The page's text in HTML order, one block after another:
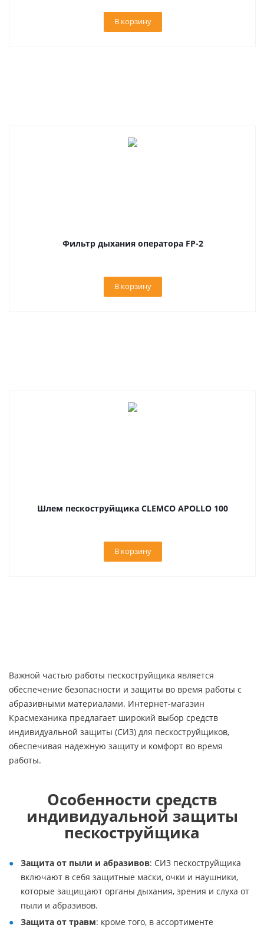
В корзину
Фильтр дыхания оператора FP-2
В корзину
Шлем пескоструйщика CLEMCO APOLLO 100
В корзину
Важной частью работы пескоструйщика является
обеспечение безопасности и защиты во время работы с
абразивными материалами. Интернет-магазин
Красмеханика предлагает широкий выбор средств
индивидуальной защиты (СИЗ) для пескоструйщиков,
обеспечивая надежную защиту и комфорт во время
работы.
Особенности средств
индивидуальной защиты
пескоструйщика
Защита от пыли и абразивов: СИЗ пескоструйщика
включают в себя защитные маски, очки и наушники,
которые защищают органы дыхания, зрения и слуха от
пыли и абразивов.
Защита от травм: кроме того, в ассортименте